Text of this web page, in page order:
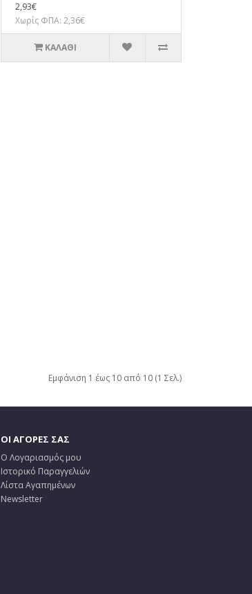
2,93€
Χωρίς ΦΠΑ: 2,36€
ΚΑΛΆΘΙ
Εμφάνιση 1 έως 10 από 10 (1 Σελ.)
ΟΙ ΑΓΟΡΕΣ ΣΑΣ
Ο Λογαριασμός μου
Ιστορικό Παραγγελιών
Λίστα Αγαπημένων
Newsletter